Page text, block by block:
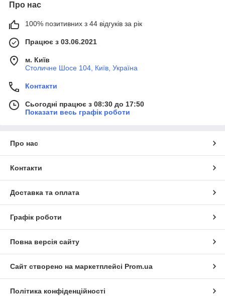
Про нас
100% позитивних з 44 відгуків за рік
Працює з 03.06.2021
м. Київ
Столичне Шосе 104, Київ, Україна
Контакти
Сьогодні працює з 08:30 до 17:50
Показати весь графік роботи
Про нас
Контакти
Доставка та оплата
Графік роботи
Повна версія сайту
Сайт створено на маркетплейсі Prom.ua
Політика конфіденційності